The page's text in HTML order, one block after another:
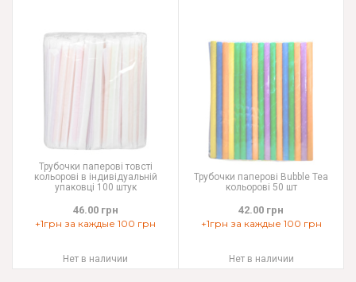
Трубочки паперові товсті
кольорові в індивідуальній
упаковці 100 штук
46.00 грн
+1грн за каждые 100 грн
Нет в наличии
Трубочки паперові Bubble Tea
кольорові 50 шт
42.00 грн
+1грн за каждые 100 грн
Нет в наличии